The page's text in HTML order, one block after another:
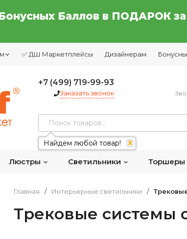
Баллов в ПОДАРОК
✅ ДШ Маркетплейсы Дизайнерам
+7 (499) 719-99-93
Заказать звонок
Найдем любой товар! X
Люстры Светильники Торшеры
Главная / Интерьерные светильники /
Трековые системы